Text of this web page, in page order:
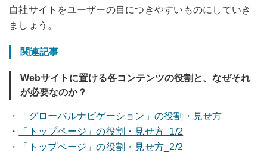
自社サイトをユーザーの目につきやすいものにしていき
ましょう。
関連記事
Webサイトに置ける各コンテンツの役割と、なぜそれ
が必要なのか？
・
「グローバルナビゲーション」の役割・見せ方
・
「トップページ」の役割・見せ方_1/2
・
「トップページ」の役割・見せ方_2/2